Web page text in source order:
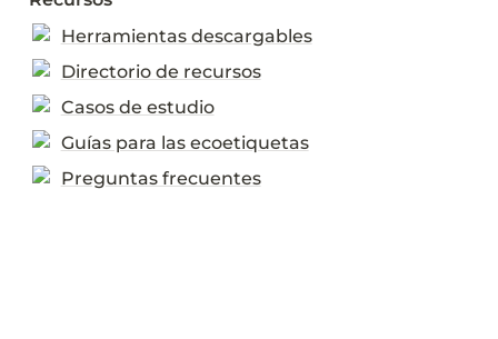
Herramientas descargables
Directorio de recursos
Casos de estudio
Guías para las ecoetiquetas
Preguntas frecuentes